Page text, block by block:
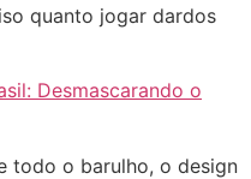
quanto jogar dardos
Desmascarando o
todo o barulho, o design